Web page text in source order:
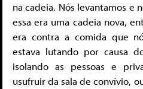
na cadeia. Nós levantamos e
essa era uma cadeia nova,
era contra a comida que
estava lutando por causa
isolando as pessoas e
usufruir da sala de convívio,